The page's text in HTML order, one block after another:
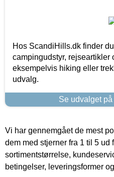
Hos ScandiHills.dk finder
campingudstyr, rejseartikler
eksempelvis hiking eller
udvalg.
Se udvalget
Vi har gennemgået de mest
dem med stjerner fra 1 til 5 ud
sortimentstørrelse,
betingelser, leveringsformer